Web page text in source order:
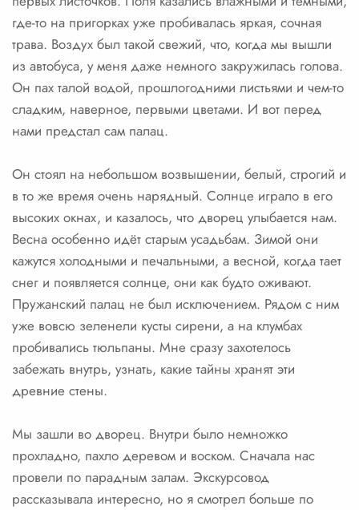
где-то на пригорках уже пробивалась яркая, сочная
трава. Воздух был такой свежий, что, когда мы вышли
из автобуса, у меня даже немного закружилась голова.
Он пах талой водой, прошлогодними листьями и чем-то
сладким, наверное, первыми цветами. И вот перед
нами предстал сам палац.
Он стоял на небольшом возвышении, белый, строгий и
в то же время очень нарядный. Солнце играло в его
высоких окнах, и казалось, что дворец улыбается нам.
Весна особенно идёт старым усадьбам. Зимой они
кажутся холодными и печальными, а весной, когда тает
снег и появляется солнце, они как будто оживают.
Пружанский палац не был исключением. Рядом с ним
уже вовсю зеленели кусты сирени, а на клумбах
пробивались тюльпаны. Мне сразу захотелось
забежать внутрь, узнать, какие тайны хранят эти
древние стены.
Мы зашли во дворец. Внутри было немножко
прохладно, пахло деревом и воском. Сначала нас
провели по парадным залам. Экскурсовод
рассказывала интересно, но я смотрел больше по